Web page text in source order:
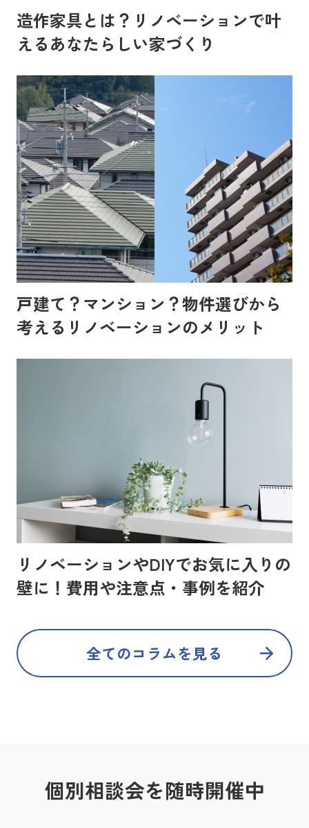
造作家具とは？リノベーションで叶
えるあなたらしい家づくり
戸建て？マンション？物件選びから
考えるリノベーションのメリット
リノベーションやDIYでお気に入りの
壁に！費用や注意点・事例を紹介
全てのコラムを見る
個別相談会を随時開催中